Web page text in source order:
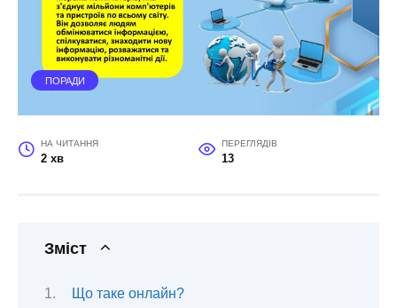
ПОРАДИ
НА ЧИТАННЯ
2 хв
ПЕРЕГЛЯДІВ
13
Зміст
Що таке онлайн?